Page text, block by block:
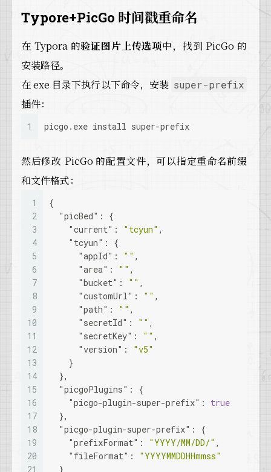
Typore+PicGo 时间戳重命名
在 Typora 的验证图片上传选项中，找到 PicGo 的
安装路径。
在 exe 目录下执行以下命令，安装 super-prefix
插件：
1 picgo.exe install super-prefix
然后修改 PicGo 的配置文件，可以指定重命名前缀
和文件格式：
1
2
3
4
5
6
7
8
9
10
11
12
13
14
15
16
17
18
19
20
21
{
"picBed" :
{
"current" : "tcyun" ,
"tcyun" :
{
"appId" : "" ,
"area" : "" ,
"bucket" : "" ,
"customUrl" : "" ,
"path" : "" ,
"secretId" : "" ,
"secretKey" : "" ,
"version" :
"v5"
}
},
"picgoPlugins" :
{
"picgo-plugin-super-prefix" :
true
},
"picgo-plugin-super-prefix" :
{
"prefixFormat" : "YYYY/MM/DD/" ,
"fileFormat" :
"YYYYMMDDHHmmss"
}